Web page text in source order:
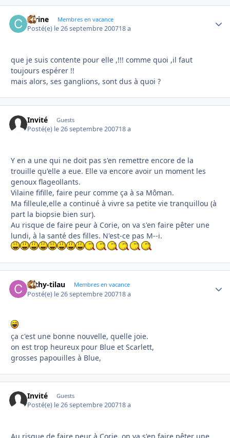
carine Membres en vacance
Posté(e) le 26 septembre 200718 a
que je suis contente pour elle ,!!! comme quoi ,il faut
toujours espérer !!
mais alors, ses ganglions, sont dus à quoi ?
Invité Guests
Posté(e) le 26 septembre 200718 a
Y en a une qui ne doit pas s'en remettre encore de la
trouille qu'elle a eue. Elle va encore avoir un moment les
genoux flageollants.
Vilaine fifille, faire peur comme ça à sa Môman.
Ma filleule,elle a continué à vivre sa petite vie tranquillou (à
part la biopsie bien sur).
Au risque de faire peur à Corie, on va s'en faire pêter une
lundi, à la santé des filles. N'est-ce pas M--i.
cathy-tilau Membres en vacance
Posté(e) le 26 septembre 200718 a
ça c'est une bonne nouvelle, quelle joie.
on est trop heureux pour Blue et Scarlett,
grosses papouilles à Blue,
Invité Guests
Posté(e) le 26 septembre 200718 a